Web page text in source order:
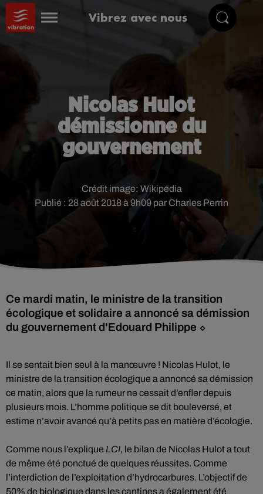
Vibrez avec nous
Nicolas Hulot
démissionne du
gouvernement
Publié : 28 août 2018 à 9h09 par Charles Perrin
Crédit image: Wikipedia
Ce mardi matin, le ministre de la transition
écologique et solidaire a annoncé sa démission
du gouvernement d'Edouard Philippe ⬦
Il se sentait bien seul à la manœuvre ! Nicolas Hulot, le
ministre de la transition écologique a annoncé sa démission
ce matin, alors que la rumeur ne cessait d’enfler depuis
plusieurs mois. L’homme politique se dit bouleversé, et
estime n’avoir avancé qu’à petits pas en matière d’écologie.
Comme nous l’explique LCI, le bilan de Nicolas Hulot a tout
de même été ponctué de quelques réussites. Comme
l’interdiction de l’exploitation d’hydrocarbures. L’objectif de
50% de biologique dans les cantines a également été